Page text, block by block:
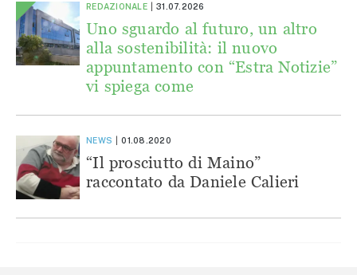
REDAZIONALE 31.07.2026
Uno sguardo al futuro, un altro
alla sostenibilità: il nuovo
appuntamento con “Estra Notizie”
vi spiega come
NEWS 01.08.2020
“Il prosciutto di Maino”
raccontato da Daniele Calieri